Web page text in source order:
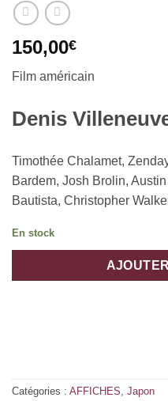
150,00€
Film américain
Denis
Timothée Chalamet,
Bardem, Josh Brolin,
Bautista, Christopher
En stock
Catégories : AFFICHES, Japon